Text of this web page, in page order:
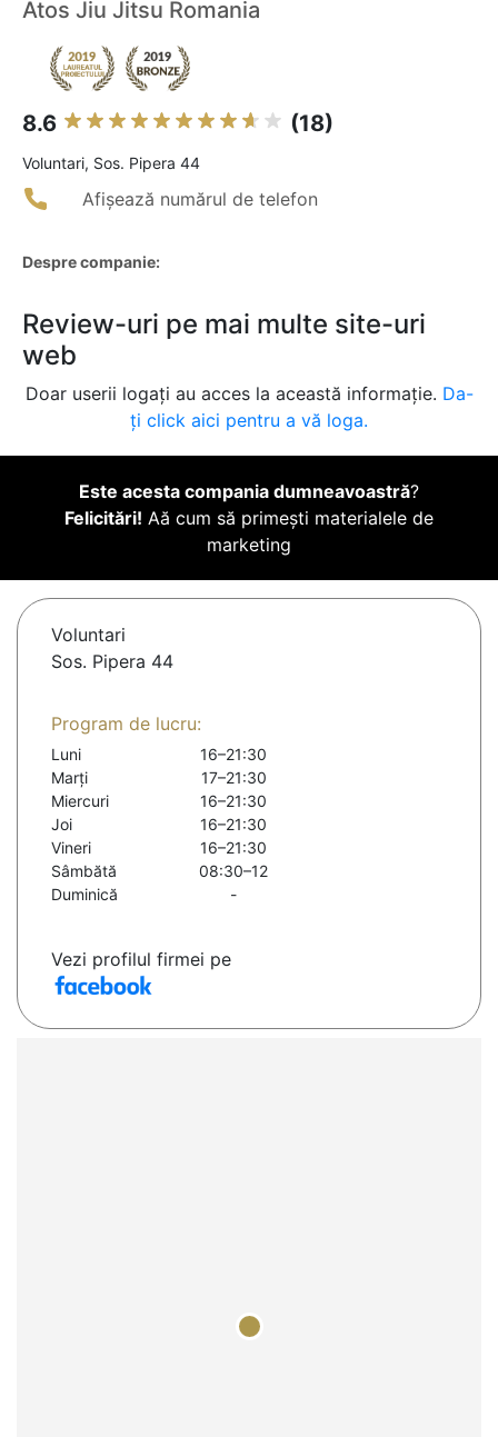
Atos Jiu Jitsu Romania
8.6 (18)
Voluntari, Sos. Pipera 44
Afișează numărul de telefon
Despre companie:
Review-uri pe mai multe site-uri
web
Doar userii logați au acces la această informație. Da-
ți click aici pentru a vă loga.
Este acesta compania dumneavoastră?
Felicitări! Aă cum să primești materialele de
marketing
Voluntari
Sos. Pipera 44
Program de lucru:
Luni
16–21:30
Marți
17–21:30
Miercuri
16–21:30
Joi
16–21:30
Vineri
16–21:30
Sâmbătă
08:30–12
Duminică
-
Vezi profilul firmei pe